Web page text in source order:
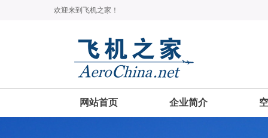
欢迎来到飞机之家！
网站首页 企业简介